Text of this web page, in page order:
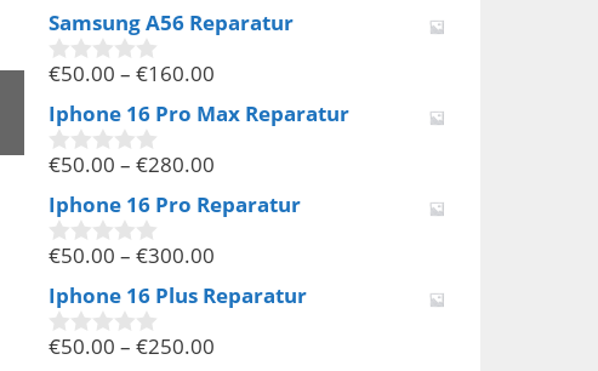
o
n
5
Samsung A56 Reparatur
0
o
n
5
€50.00 – €160.00
Iphone 16 Pro Max Reparatur
0
o
n
5
€50.00 – €280.00
Iphone 16 Pro Reparatur
0
o
n
5
€50.00 – €300.00
Iphone 16 Plus Reparatur
0
€50.00 – €250.00